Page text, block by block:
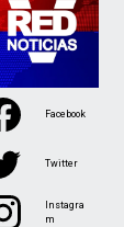
Facebook
Twitter
Instagra
m